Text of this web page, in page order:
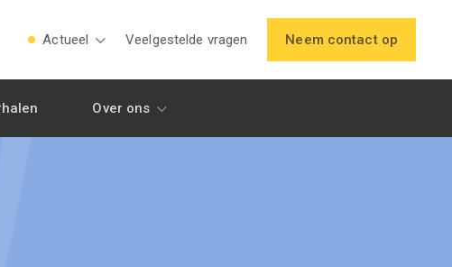
Actueel Veelgestelde vragen Neem contact op
Over ons